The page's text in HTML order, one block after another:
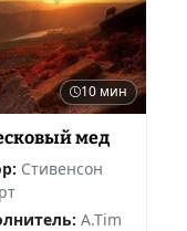
10 мин
мед
Стивенсон
A.Tim